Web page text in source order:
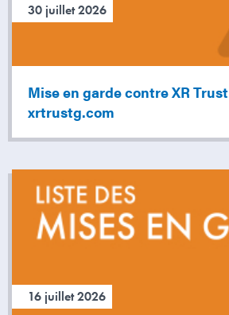
30 juillet 2026
Mise en garde contre XR
xrtrustg.com
16 juillet 2026